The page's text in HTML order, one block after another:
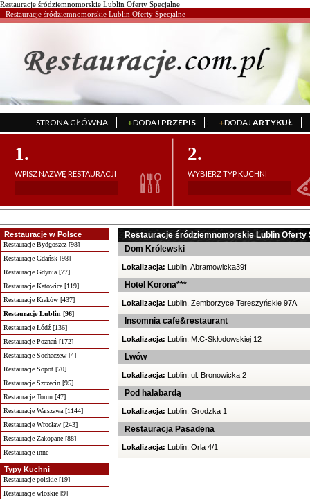
Restauracje śródziemnomorskie Lublin Oferty Specjalne
Restauracje śródziemnomorskie Lublin Oferty Specjalne
STRONA GŁÓWNA +DODAJ PRZEPIS +DODAJ ARTYKUŁ
1.
WPISZ NAZWĘ RESTAURACJI
2.
WYBIERZ TYP KUCHNI
Restauracje w Polsce
Restauracje Bydgoszcz [98]
Restauracje Gdańsk [98]
Restauracje Gdynia [77]
Restauracje Katowice [119]
Restauracje Kraków [437]
Restauracje Lublin [96]
Restauracje Łódź [136]
Restauracje Poznań [172]
Restauracje Sochaczew [4]
Restauracje Sopot [70]
Restauracje Szczecin [95]
Restauracje Toruń [47]
Restauracje Warszawa [1144]
Restauracje Wrocław [243]
Restauracje Zakopane [88]
Restauracje inne
Typy Kuchni
Restauracje polskie [19]
Restauracje włoskie [9]
Restauracje śródziemnomorskie Lublin Oferty
Dom Królewski
Lokalizacja: Lublin, Abramowicka39f
Hotel Korona***
Lokalizacja: Lublin, Zemborzyce Tereszyńskie 97A
Insomnia cafe&restaurant
Lokalizacja: Lublin, M.C-Skłodowskiej 12
Lwów
Lokalizacja: Lublin, ul. Bronowicka 2
Pod halabardą
Lokalizacja: Lublin, Grodzka 1
Restauracja Pasadena
Lokalizacja: Lublin, Orla 4/1